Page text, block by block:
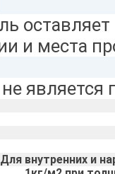
оставляет
и места
является
Для внутренних и